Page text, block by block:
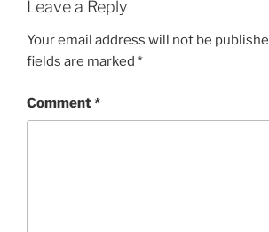
Leave a Reply
Your email address will not be
fields are marked *
Comment*